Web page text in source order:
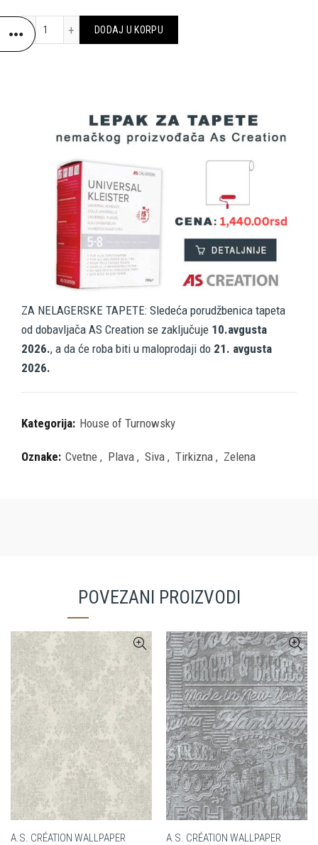
DODAJ U KORPU
ZA NELAGERSKE TAPETE: Sledeća porudžbenica tapeta
od dobavljača AS Creation se zaključuje 10.avgusta
2026., a da će roba biti u maloprodaji do 21. avgusta
2026.
Kategorija: House of Turnowsky
Oznake: Cvetne , Plava , Siva , Tirkizna , Zelena
POVEZANI PROIZVODI
A.S. CRÉATION WALLPAPER
A.S. CRÉATION WALLPAPER